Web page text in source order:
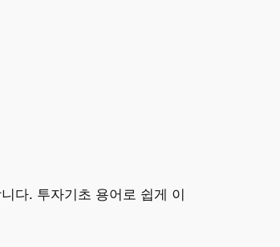
다. 투자기초 용어로 쉽게 이